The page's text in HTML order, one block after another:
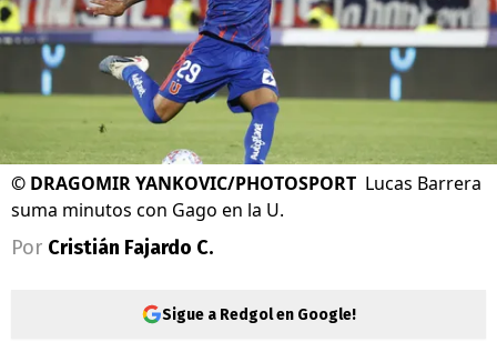
© DRAGOMIR YANKOVIC/PHOTOSPORT Lucas Barrera
suma minutos con Gago en la U.
Por Cristián Fajardo C.
Sigue a Redgol en Google!